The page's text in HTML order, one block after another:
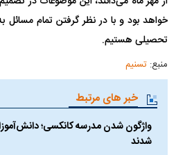
خواهد بود و با در نظر گرفتن تمام مسائل
تحصیلی هستیم.
منبع:تسنیم
خبر های مرتبط
واژگون شدن مدرسه کانکسی؛
شدند